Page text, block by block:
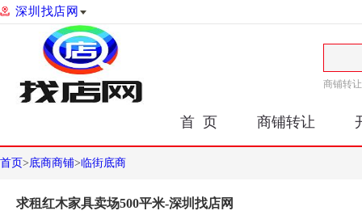
深圳找店网
商铺转让
首 页 商铺转让
首页>底商商铺>临街底商
求租红木家具卖场500平米-深圳找店网